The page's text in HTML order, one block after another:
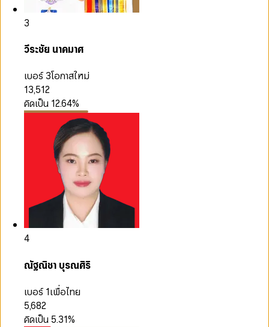
3
วีระชัย นาคมาศ
เบอร์ 3โอกาสใหม่
13,512
คิดเป็น 12.64%
4
ณัฐณิชา บุรณศิริ
เบอร์ 1เพื่อไทย
5,682
คิดเป็น 5.31%